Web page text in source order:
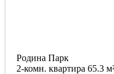
Родина Парк
2-комн. квартира 65.3